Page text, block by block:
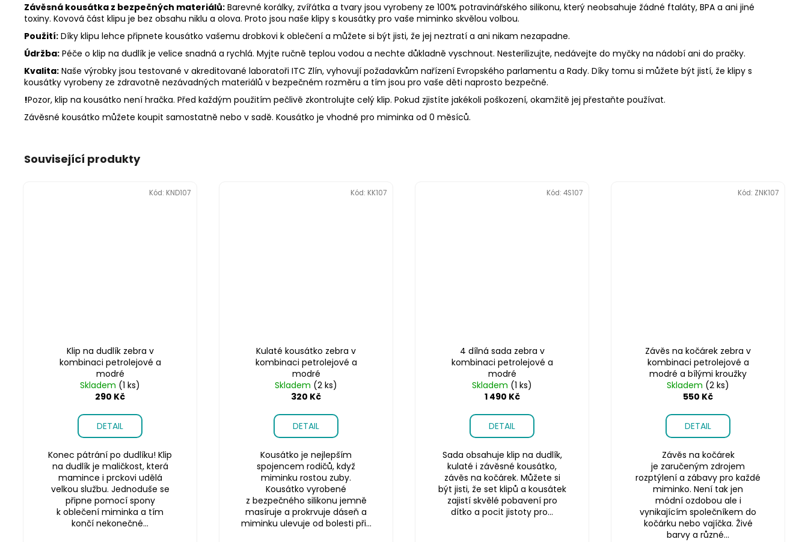
Závěsná kousátka z bezpečných materiálů: Barevné korálky, zvířátka a tvary jsou vyrobeny ze 100% potravinářského silikonu, který neobsahuje žádné ftaláty, BPA a ani jiné
toxiny. Kovová část klipu je bez obsahu niklu a olova. Proto jsou naše klipy s kousátky pro vaše miminko skvělou volbou.
Použití: Díky klipu lehce připnete kousátko vašemu drobkovi k oblečení a můžete si být jisti, že jej neztratí a ani nikam nezapadne.
Údržba: Péče o klip na dudlík je velice snadná a rychlá. Myjte ručně teplou vodou a nechte důkladně vyschnout. Nesterilizujte, nedávejte do myčky na nádobí ani do pračky.
Kvalita: Naše výrobky jsou testované v akreditované laboratoři ITC Zlín, vyhovují požadavkům nařízení Evropského parlamentu a Rady. Díky tomu si můžete být jistí, že klipy s
kousátky vyrobeny ze zdravotně nezávadných materiálů v bezpečném rozměru a tím jsou pro vaše děti naprosto bezpečné.
!Pozor, klip na kousátko není hračka. Před každým použitím pečlivě zkontrolujte celý klip. Pokud zjistíte jakékoli poškození, okamžitě jej přestaňte používat.
Závěsné kousátko můžete koupit samostatně nebo v sadě. Kousátko je vhodné pro miminka od 0 měsíců.
Související produkty
Klip na dudlík zebra v
kombinaci petrolejové a
modré
Skladem (1 ks)
290 Kč
DETAIL
Konec pátrání po dudlíku! Klip
na dudlík je maličkost, která
mamince i prckovi udělá
velkou službu. Jednoduše se
připne pomocí spony
k oblečení miminka a tím
končí nekonečné...
Kód: KND107
Kulaté kousátko zebra v
kombinaci petrolejové a
modré
Skladem (2 ks)
320 Kč
DETAIL
Kousátko je nejlepším
spojencem rodičů, když
miminku rostou zuby.
Kousátko vyrobené
z bezpečného silikonu jemně
masíruje a prokrvuje dáseň a
miminku ulevuje od bolesti při...
Kód: KK107
4 dílná sada zebra v
kombinaci petrolejové a
modré
Skladem (1 ks)
1 490 Kč
DETAIL
Sada obsahuje klip na dudlík,
kulaté i závěsné kousátko,
závěs na kočárek. Můžete si
být jisti, že set klipů a kousátek
zajistí skvělé pobavení pro
dítko a pocit jistoty pro...
Kód: 4S107
Závěs na kočárek zebra v
kombinaci petrolejové a
modré a bílými kroužky
Skladem (2 ks)
550 Kč
DETAIL
Závěs na kočárek
je zaručeným zdrojem
rozptýlení a zábavy pro každé
miminko. Není tak jen
módní ozdobou ale i
vynikajícím společníkem do
kočárku nebo vajíčka. Živé
barvy a různé...
Kód: ZNK107